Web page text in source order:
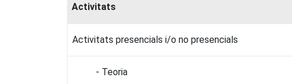
Activitats
Activitats presencials i/o no presencials
- Teoria